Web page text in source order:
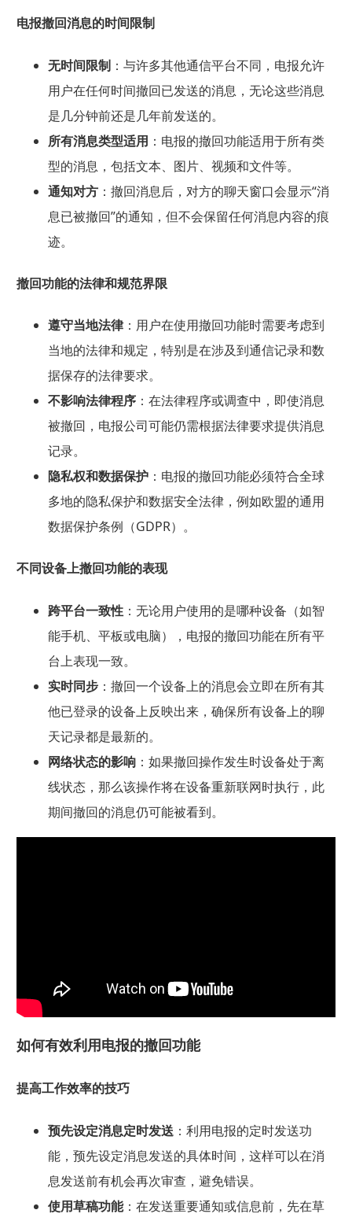
电报撤回消息的时间限制
无时间限制：与许多其他通信平台不同，电报允许
用户在任何时间撤回已发送的消息，无论这些消息
是几分钟前还是几年前发送的。
所有消息类型适用 ：电报的撤回功能适用于所有类
型的消息，包括文本、图片、视频和文件等。
通知对方：撤回消息后，对方的聊天窗口会显示“消
息已被撤回”的通知，但不会保留任何消息内容的痕
迹。
撤回功能的法律和规范界限
遵守当地法律：用户在使用撤回功能时需要考虑到
当地的法律和规定，特别是在涉及到通信记录和数
据保存的法律要求。
不影响法律程序：在法律程序或调查中，即使消息
被撤回，电报公司可能仍需根据法律要求提供消息
记录。
隐私权和数据保护：电报的撤回功能必须符合全球
多地的隐私保护和数据安全法律，例如欧盟的通用
数据保护条例（GDPR）。
不同设备上撤回功能的表现
跨平台一致性：无论用户使用的是哪种设备（如智
能手机、平板或电脑），电报的撤回功能在所有平
台上表现一致。
实时同步：撤回一个设备上的消息会立即在所有其
他已登录的设备上反映出来，确保所有设备上的聊
天记录都是最新的。
网络状态的影响：如果撤回操作发生时设备处于离
线状态，那么该操作将在设备重新联网时执行，此
期间撤回的消息仍可能被看到。
如何有效利用电报的撤回功能
提高工作效率的技巧
预先设定消息定时发送：利用电报的定时发送功
能，预先设定消息发送的具体时间，这样可以在消
息发送前有机会再次审查，避免错误。
使用草稿功能：在发送重要通知或信息前，先在草